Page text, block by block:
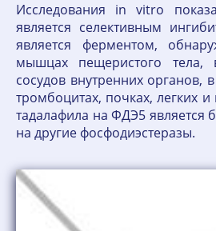
Исследования in vitro
является селективным
является ферментом,
мышцах пещеристого тела,
сосудов внутренних органов,
тромбоцитах, почках, легких
тадалафила на ФДЭ5 является
на другие фосфодиэстеразы.